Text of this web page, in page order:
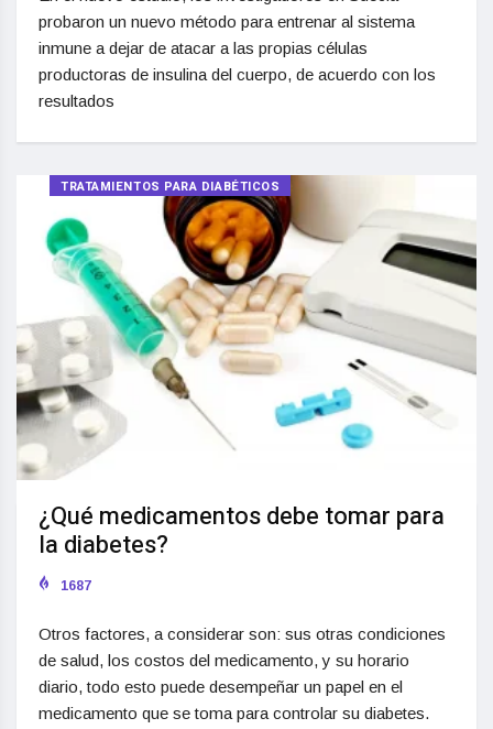
probaron un nuevo método para entrenar al sistema
inmune a dejar de atacar a las propias células
productoras de insulina del cuerpo, de acuerdo con los
resultados
TRATAMIENTOS PARA DIABÉTICOS
¿Qué medicamentos debe tomar para
la diabetes?
1687
Otros factores, a considerar son: sus otras condiciones
de salud, los costos del medicamento, y su horario
diario, todo esto puede desempeñar un papel en el
medicamento que se toma para controlar su diabetes.